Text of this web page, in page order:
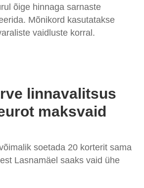
õige hinnaga sarnaste
Mõnikord kasutatakse
vaidluste korral.
linnavalitsus
maksvaid
soetada 20 korterit sama
Lasnamäel saaks vaid ühe